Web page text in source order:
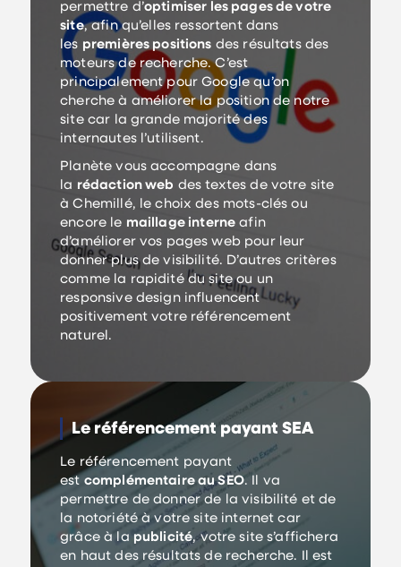
permettre d’optimiser les pages de votre
site, afin qu’elles ressortent dans
les premières positions des résultats des
moteurs de recherche. C’est
principalement pour Google qu’on
cherche à améliorer la position de notre
site car la grande majorité des
internautes l’utilisent.
Planète vous accompagne dans
la rédaction web des textes de votre site
à Chemillé, le choix des mots-clés ou
encore le maillage interne afin
d’améliorer vos pages web pour leur
donner plus de visibilité. D’autres critères
comme la rapidité du site ou un
responsive design influencent
positivement votre référencement
naturel.
Le référencement payant SEA
Le référencement payant
est complémentaire au SEO. Il va
permettre de donner de la visibilité et de
la notoriété à votre site internet car
grâce à la publicité, votre site s’affichera
en haut des résultats de recherche. Il est